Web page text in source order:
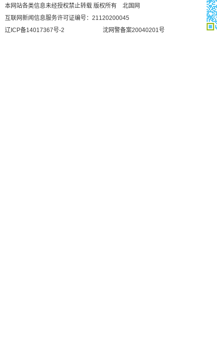
本网站各类信息未经授权禁止转载 版权所有 北国网
互联网新闻信息服务许可证编号：21120200045
辽ICP备14017367号-2
沈网警备案20040201号